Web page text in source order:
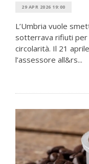
29 APR 2026 19:00
L’Umbria vuole
sotterrava rifiuti per
circolarità. Il 21
l’assessore all&rs...